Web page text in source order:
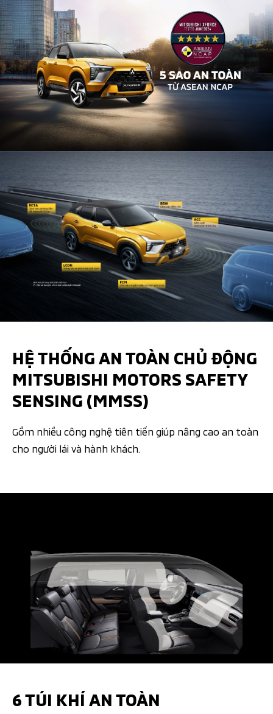
PHỤ KIỆN HỢP TÁC BÊN THỨ 3
ĐẶC QUYỀN HỘI VIÊN
HỆ THỐNG AN TOÀN CHỦ ĐỘNG
MITSUBISHI MOTORS SAFETY
SENSING (MMSS)
Gồm nhiều công nghệ tiên tiến giúp nâng cao an toàn
cho người lái và hành khách.
6 TÚI KHÍ AN TOÀN